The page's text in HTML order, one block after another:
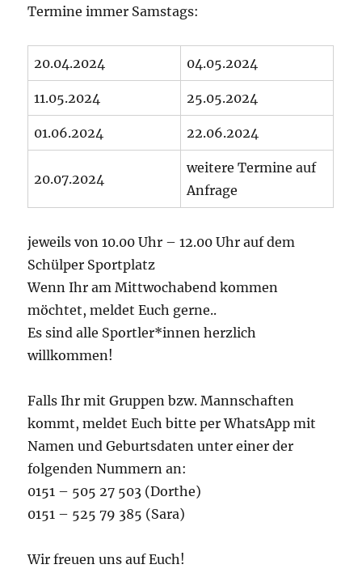
Termine immer Samstags:
20.04.2024 04.05.2024
11.05.2024 25.05.2024
01.06.2024 22.06.2024
20.07.2024
weitere Termine auf
Anfrage
jeweils von 10.00 Uhr – 12.00 Uhr auf dem
Schülper Sportplatz
Wenn Ihr am Mittwochabend kommen
möchtet, meldet Euch gerne..
Es sind alle Sportler*innen herzlich
willkommen!
Falls Ihr mit Gruppen bzw. Mannschaften
kommt, meldet Euch bitte per WhatsApp mit
Namen und Geburtsdaten unter einer der
folgenden Nummern an:
0151 – 505 27 503 (Dorthe)
0151 – 525 79 385 (Sara)
Wir freuen uns auf Euch!